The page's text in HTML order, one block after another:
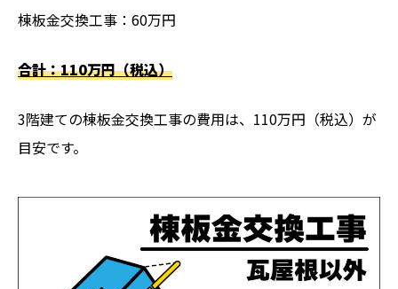
棟板金交換工事：60万円
合計：110万円（税込）
3階建ての棟板金交換工事の費用は、110万円（税込）が
目安です。